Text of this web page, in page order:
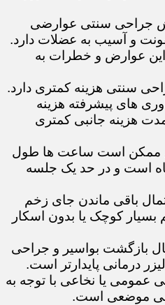
جراحی سنتی عوارضی
و آسیب به عضلات دارد.
عوارض و خطرات به
سنتی هزینه کمتری دارد.
های پیشرفته هزینه
مدت هزینه جانبی کمتری
ممکن است ساعت ها طول
است و در حد یک جلسه
باقی ماندن جای زخم
کوچک یا بدون اسکار
بازگشت بواسیر و جراحی
درمانی پایدارتر است.
عمومی یا نخاعی با توجه به
موضعی است.